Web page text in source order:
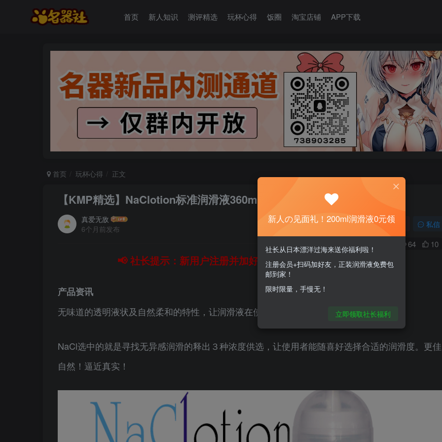
首页 新人知识 测评精选 玩杯心得 饭圈 淘宝店铺 APP下载
首页 玩杯心得 正文
【KMP精选】NaClotion标准润滑液360ml
真爱无敌
6个月前发布
关注 私信
64 10
📢 社长提示：新用户注册并加好友，免费领200ml润滑液哦～
产品资讯
无味道的透明液状及自然柔和的特性，让润滑液在使用上更自然更为舒适，排除违合感，
NaCl选中的就是寻找无异感润滑的释出３种浓度供选，让使用者能随喜好选择合适的润滑度。更佳
自然！逼近真实！
新人の见面礼！200ml润滑液0元领
社长从日本漂洋过海来送你福利啦！
注册会员+扫码加好友，正装润滑液免费包
邮到家！
限时限量，手慢无！
立即领取社长福利